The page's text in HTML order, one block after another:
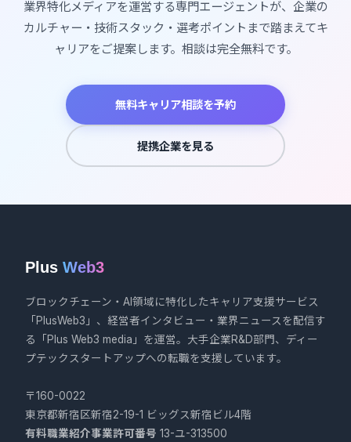
業界特化メディアを運営する専門エージェントが、企業の
カルチャー・技術スタック・選考ポイントまで踏まえてキ
ャリアをご提案します。相談は完全無料です。
無料キャリア相談を予約
提携企業を見る
Plus Web3
ブロックチェーン・AI領域に特化したキャリア支援サービス
「PlusWeb3」、経営者インタビュー・業界ニュースを配信す
る「Plus Web3 media」を運営。大手企業R&D部門、ディー
プテックスタートアップへの転職を支援しています。
〒160-0022
東京都新宿区新宿2-19-1 ビッグス新宿ビル4階
有料職業紹介事業許可番号 13-ユ-313500